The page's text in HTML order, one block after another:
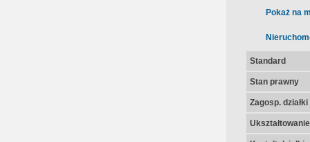
Pokaż na
Standard
Stan prawny
Zagosp. działki